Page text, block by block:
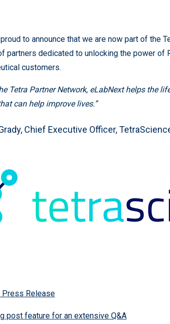
to announce that we are now part of the
partners dedicated to unlocking the power of
customers.
Tetra Partner Network, eLabNext helps the
can help improve lives.”
Chief Executive Officer,
Press Release
post feature for an extensive Q&A